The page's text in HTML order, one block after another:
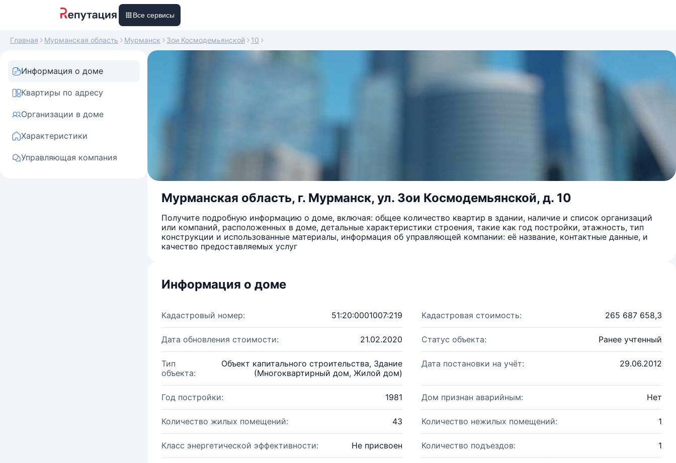
Все сервисы
Главная Мурманская область Мурманск Зои Космодемьянской 10
Информация о доме
Квартиры по адресу
Организации в доме
Характеристики
Управляющая компания
Мурманская область, г. Мурманск, ул. Зои Космодемьянской, д. 10
Получите подробную информацию о доме, включая: общее количество квартир в здании, наличие и список организаций
или компаний, расположенных в доме, детальные характеристики строения, такие как год постройки, этажность, тип
конструкции и использованные материалы, информация об управляющей компании: её название, контактные данные, и
качество предоставляемых услуг
Информация о доме
Кадастровый номер: 51:20:0001007:219 Кадастровая стоимость: 265 687 658,3
Дата обновления стоимости: 21.02.2020 Статус объекта: Ранее учтенный
Тип
объекта:
Объект капитального строительства, Здание
(Многоквартирный дом, Жилой дом)
Дата постановки на учёт: 29.06.2012
Год постройки: 1981 Дом признан аварийным: Нет
Количество жилых помещений: 43 Количество нежилых помещений: 1
Класс энергетической эффективности: Не присвоен Количество подъездов: 1